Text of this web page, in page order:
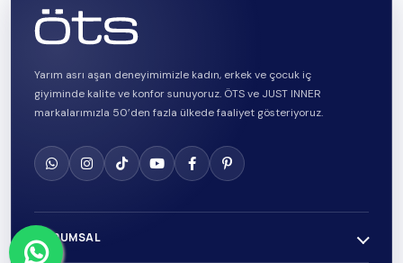
Yarım asrı aşan deneyimimizle kadın, erkek ve çocuk iç
giyiminde kalite ve konfor sunuyoruz. ÖTS ve JUST INNER
markalarımızla 50’den fazla ülkede faaliyet gösteriyoruz.
KURUMSAL